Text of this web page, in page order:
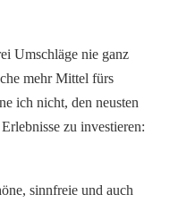
Umschläge nie ganz
mehr Mittel fürs
ich nicht, den neusten
zu investieren:
sinnfreie und auch